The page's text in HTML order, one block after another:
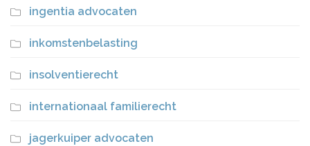
ingentia advocaten
inkomstenbelasting
insolventierecht
internationaal familierecht
jagerkuiper advocaten